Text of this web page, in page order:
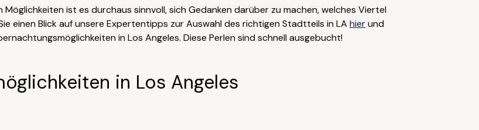
ist es durchaus sinnvoll, sich Gedanken darüber zu machen, welches Viertel
einen Blick auf unsere Expertentipps zur Auswahl des richtigen Stadtteils in LA hierund
in Los Angeles. Diese Perlen sind schnell ausgebucht!
in Los Angeles